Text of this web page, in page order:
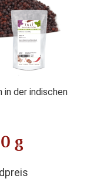
in der indischen
g